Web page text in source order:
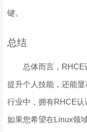
键。
总结
总体而言，RHCE
提升个人技能，还能
行业中，拥有RHCE认
如果您希望在Linux领